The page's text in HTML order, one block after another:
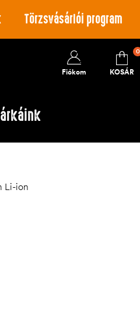
Törzsvásárlói program
Fiókom KOSÁR
0
Li-ion